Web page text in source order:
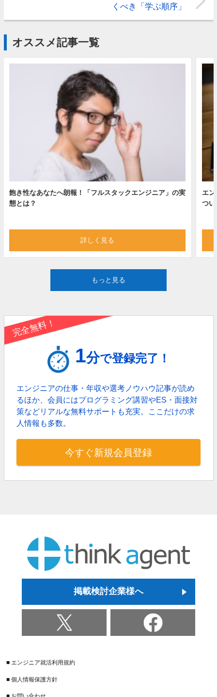
くべき「学ぶ順序」
オススメ記事一覧
飽き性なあなたへ朗報！「フルスタックエンジニア」の実
態とは？
詳しく見る
エ
つい
もっと見る
完全無料！
1分で登録完了！
エンジニアの仕事・年収や選考ノウハウ記事が読め
るほか、会員にはプログラミング講習やES・面接対
策などリアルな無料サポートも充実。 ここだけの求
人情報も多数。
今すぐ新規会員登録
掲載検討企業様へ
■ エンジニア就活利用規約
■ 個人情報保護方針